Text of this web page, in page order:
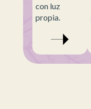
con luz
propia.